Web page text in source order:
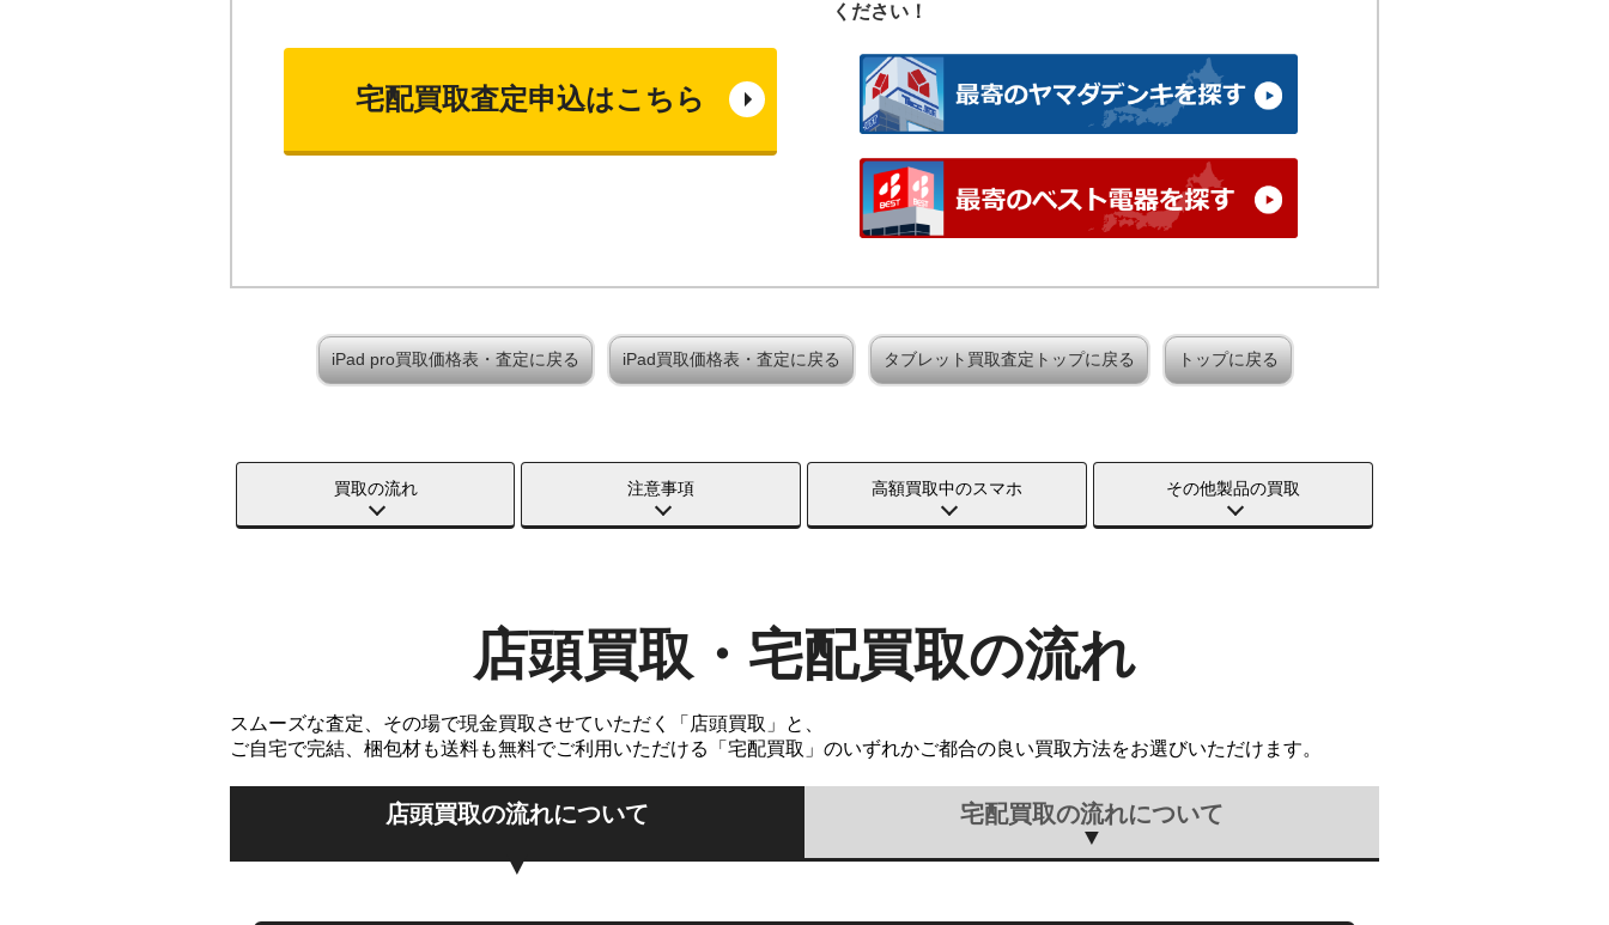
宅配買取査定申込はこちら
ください！
iPad pro買取価格表・査定に戻る iPad買取価格表・査定に戻る タブレット買取査定トップに戻る トップに戻る
買取の流れ 注意事項 高額買取中のスマホ その他製品の買取
店頭買取・宅配買取の流れ
スムーズな査定、その場で現金買取させていただく「店頭買取」と、
ご自宅で完結、梱包材も送料も無料でご利用いただける「宅配買取」のいずれかご都合の良い買取方法をお選びいただけます。
店頭買取の流れについて 宅配買取の流れについて